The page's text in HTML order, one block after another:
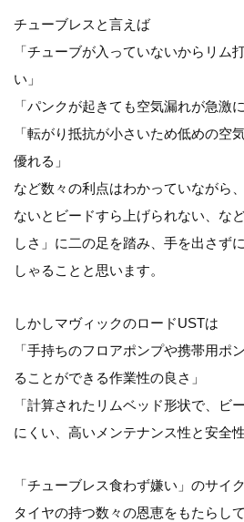
チューブレスと言えば
「チューブが入っていないからリム
い」
「パンクが起きても空気漏れが急激
「転がり抵抗が小さいため低めの空
優れる」
など数々の利点はわかっていながら
ないとビードすら上げられない、な
しさ」に二の足を踏み、手を出さず
しゃることと思います。
しかしマヴィックのロードUSTは
「手持ちのフロアポンプや携帯用ポ
ることができる作業性の良さ」
「計算されたリムベッド形状で、ビ
にくい、高いメンテナンス性と安全
「チューブレス食わず嫌い」のサイ
タイヤの持つ数々の恩恵をもたらし